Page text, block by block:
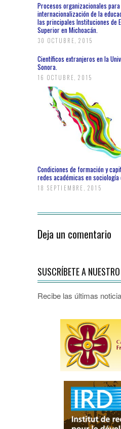
Procesos organizacionales
internacionalización de la
las principales Instituciones de
Superior en Michoacán.
30 OCTUBRE, 2015
Científicos extranjeros en la
Sonora.
16 OCTUBRE, 2015
Condiciones de formación y
redes académicas en sociología
18 SEPTIEMBRE, 2015
Deja un comentario
SUSCRÍBETE A
Recibe las últimas